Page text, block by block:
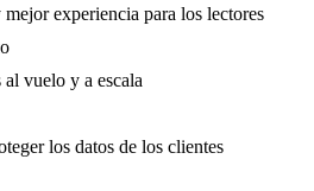
experiencia para los lectores
vuelo y a escala
los datos de los clientes